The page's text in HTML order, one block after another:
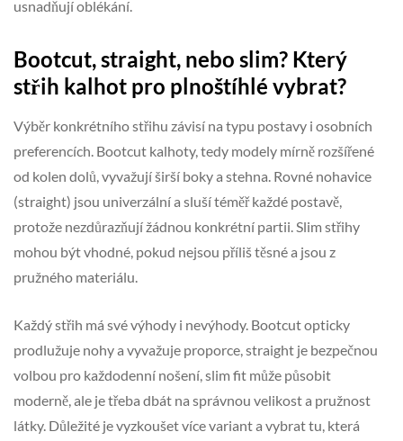
usnadňují oblékání.
Bootcut, straight, nebo slim? Který
střih kalhot pro plnoštíhlé vybrat?
Výběr konkrétního střihu závisí na typu postavy i osobních
preferencích. Bootcut kalhoty, tedy modely mírně rozšířené
od kolen dolů, vyvažují širší boky a stehna. Rovné nohavice
(straight) jsou univerzální a sluší téměř každé postavě,
protože nezdůrazňují žádnou konkrétní partii. Slim střihy
mohou být vhodné, pokud nejsou příliš těsné a jsou z
pružného materiálu.
Každý střih má své výhody i nevýhody. Bootcut opticky
prodlužuje nohy a vyvažuje proporce, straight je bezpečnou
volbou pro každodenní nošení, slim fit může působit
moderně, ale je třeba dbát na správnou velikost a pružnost
látky. Důležité je vyzkoušet více variant a vybrat tu, která